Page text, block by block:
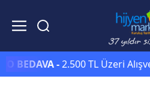
-2.500 TL Üzeri